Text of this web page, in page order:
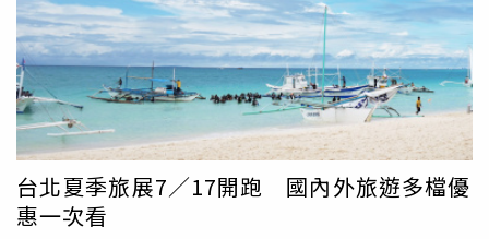
日將舉辦「康康星光演唱會航次」，由綜藝天王康康帶來多
首經典歌曲，搭配招牌幽默互動，陪伴旅客度過歡樂海上夜
晚。緊接著8月23日登場的「原住民主題航次」，則邀請金
曲歌后紀曉君、人氣歌手巴大雄及葛西瓦共同登船，透過音
樂演出、文化交流及特色活動，展現台灣原住民族豐富的人
文底蘊，讓旅客在欣賞精彩表演之餘，也能感受台灣多元文
化魅力，為今年暑假留下難忘的海上回憶。
台北夏季旅展7／17開跑 國內外旅遊多檔優
惠一次看